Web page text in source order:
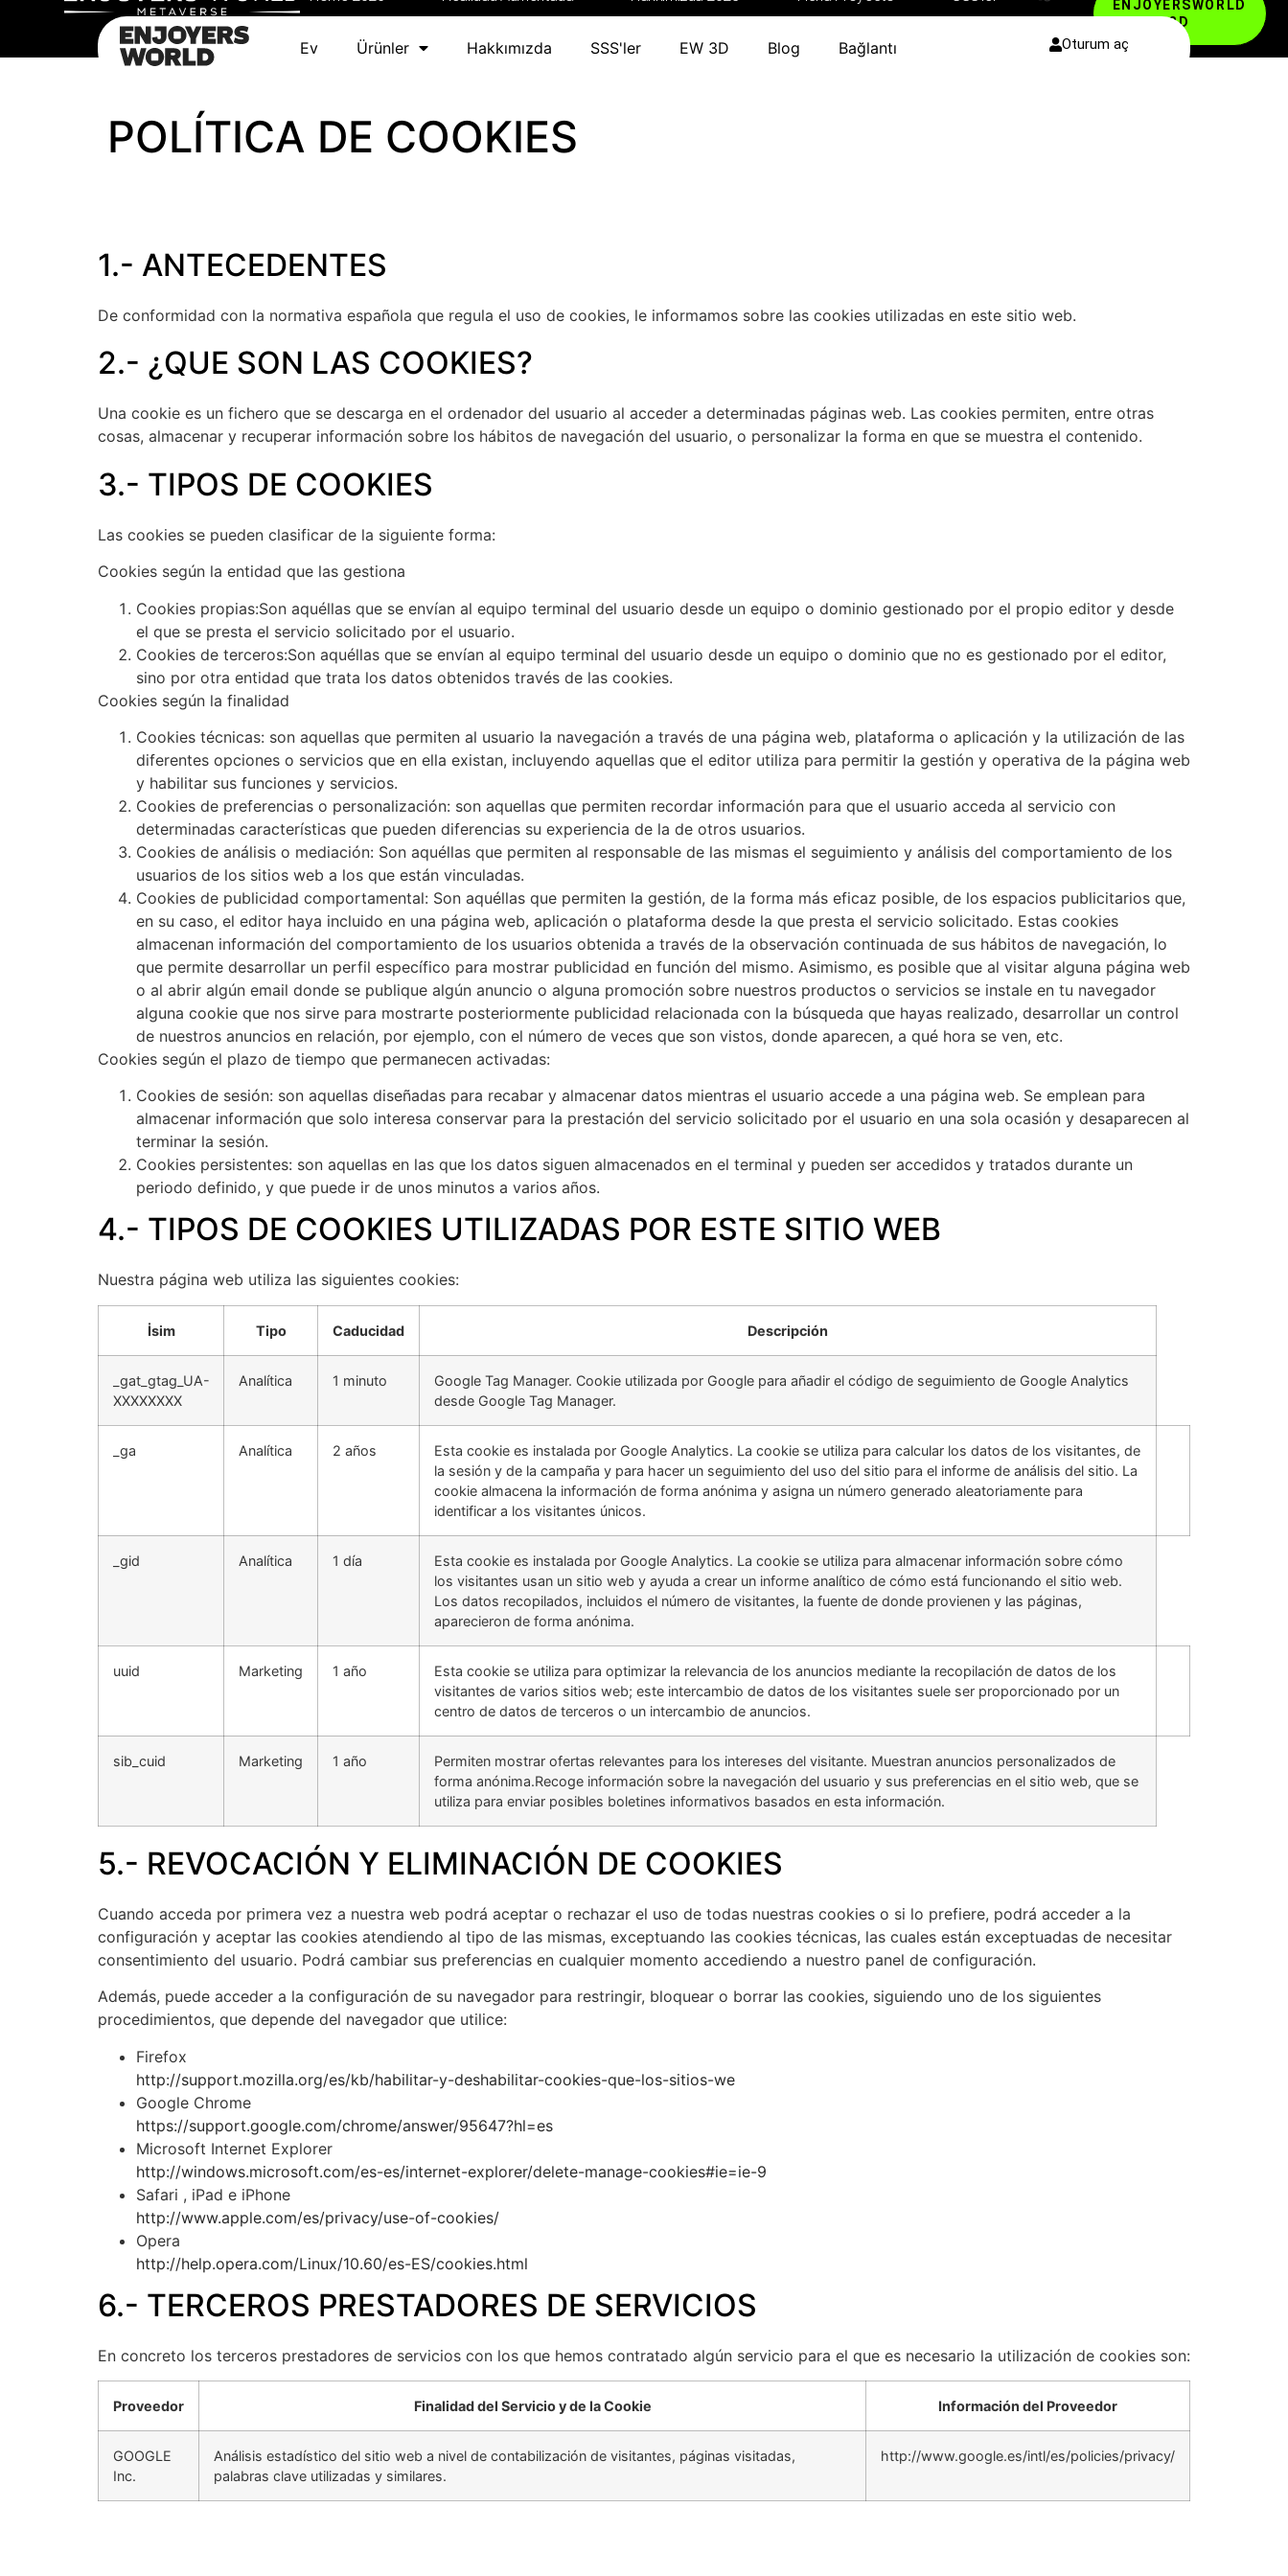
Ev Ürünler Hakkımızda SSS'ler EW 3D Blog Bağlantı Oturum aç
ENJOYERSWORLD
3D
POLÍTICA DE COOKIES
1.- ANTECEDENTES
De conformidad con la normativa española que regula el uso de cookies, le informamos sobre las cookies utilizadas en este sitio web.
2.- ¿QUE SON LAS COOKIES?
Una cookie es un fichero que se descarga en el ordenador del usuario al acceder a determinadas páginas web. Las cookies permiten, entre otras
cosas, almacenar y recuperar información sobre los hábitos de navegación del usuario, o personalizar la forma en que se muestra el contenido.
3.- TIPOS DE COOKIES
Las cookies se pueden clasificar de la siguiente forma:
Cookies según la entidad que las gestiona
Cookies propias:Son aquéllas que se envían al equipo terminal del usuario desde un equipo o dominio gestionado por el propio editor y desde
el que se presta el servicio solicitado por el usuario.
Cookies de terceros:Son aquéllas que se envían al equipo terminal del usuario desde un equipo o dominio que no es gestionado por el editor,
sino por otra entidad que trata los datos obtenidos través de las cookies.
Cookies según la finalidad
Cookies técnicas: son aquellas que permiten al usuario la navegación a través de una página web, plataforma o aplicación y la utilización de las
diferentes opciones o servicios que en ella existan, incluyendo aquellas que el editor utiliza para permitir la gestión y operativa de la página web
y habilitar sus funciones y servicios.
Cookies de preferencias o personalización: son aquellas que permiten recordar información para que el usuario acceda al servicio con
determinadas características que pueden diferencias su experiencia de la de otros usuarios.
Cookies de análisis o mediación: Son aquéllas que permiten al responsable de las mismas el seguimiento y análisis del comportamiento de los
usuarios de los sitios web a los que están vinculadas.
Cookies de publicidad comportamental: Son aquéllas que permiten la gestión, de la forma más eficaz posible, de los espacios publicitarios que,
en su caso, el editor haya incluido en una página web, aplicación o plataforma desde la que presta el servicio solicitado. Estas cookies
almacenan información del comportamiento de los usuarios obtenida a través de la observación continuada de sus hábitos de navegación, lo
que permite desarrollar un perfil específico para mostrar publicidad en función del mismo. Asimismo, es posible que al visitar alguna página web
o al abrir algún email donde se publique algún anuncio o alguna promoción sobre nuestros productos o servicios se instale en tu navegador
alguna cookie que nos sirve para mostrarte posteriormente publicidad relacionada con la búsqueda que hayas realizado, desarrollar un control
de nuestros anuncios en relación, por ejemplo, con el número de veces que son vistos, donde aparecen, a qué hora se ven, etc.
Cookies según el plazo de tiempo que permanecen activadas:
Cookies de sesión: son aquellas diseñadas para recabar y almacenar datos mientras el usuario accede a una página web. Se emplean para
almacenar información que solo interesa conservar para la prestación del servicio solicitado por el usuario en una sola ocasión y desaparecen al
terminar la sesión.
Cookies persistentes: son aquellas en las que los datos siguen almacenados en el terminal y pueden ser accedidos y tratados durante un
periodo definido, y que puede ir de unos minutos a varios años.
4.- TIPOS DE COOKIES UTILIZADAS POR ESTE SITIO WEB
Nuestra página web utiliza las siguientes cookies:
İsim Tipo Caducidad Descripción
_gat_gtag_UA-
XXXXXXXX
Analítica 1 minuto
Google Tag Manager. Cookie utilizada por Google para añadir el código de seguimiento de Google Analytics
desde Google Tag Manager.
_ga Analítica 2 años
Esta cookie es instalada por Google Analytics. La cookie se utiliza para calcular los datos de los visitantes, de
la sesión y de la campaña y para hacer un seguimiento del uso del sitio para el informe de análisis del sitio. La
cookie almacena la información de forma anónima y asigna un número generado aleatoriamente para
identificar a los visitantes únicos.
_gid Analítica 1 día
Esta cookie es instalada por Google Analytics. La cookie se utiliza para almacenar información sobre cómo
los visitantes usan un sitio web y ayuda a crear un informe analítico de cómo está funcionando el sitio web.
Los datos recopilados, incluidos el número de visitantes, la fuente de donde provienen y las páginas,
aparecieron de forma anónima.
uuid Marketing 1 año
Esta cookie se utiliza para optimizar la relevancia de los anuncios mediante la recopilación de datos de los
visitantes de varios sitios web; este intercambio de datos de los visitantes suele ser proporcionado por un
centro de datos de terceros o un intercambio de anuncios.
sib_cuid Marketing 1 año
Permiten mostrar ofertas relevantes para los intereses del visitante. Muestran anuncios personalizados de
forma anónima.Recoge información sobre la navegación del usuario y sus preferencias en el sitio web, que se
utiliza para enviar posibles boletines informativos basados en esta información.
5.- REVOCACIÓN Y ELIMINACIÓN DE COOKIES
Cuando acceda por primera vez a nuestra web podrá aceptar o rechazar el uso de todas nuestras cookies o si lo prefiere, podrá acceder a la
configuración y aceptar las cookies atendiendo al tipo de las mismas, exceptuando las cookies técnicas, las cuales están exceptuadas de necesitar
consentimiento del usuario. Podrá cambiar sus preferencias en cualquier momento accediendo a nuestro panel de configuración.
Además, puede acceder a la configuración de su navegador para restringir, bloquear o borrar las cookies, siguiendo uno de los siguientes
procedimientos, que depende del navegador que utilice:
Firefox
http://support.mozilla.org/es/kb/habilitar-y-deshabilitar-cookies-que-los-sitios-we
Google Chrome
https://support.google.com/chrome/answer/95647?hl=es
Microsoft Internet Explorer
http://windows.microsoft.com/es-es/internet-explorer/delete-manage-cookies#ie=ie-9
Safari , iPad e iPhone
http://www.apple.com/es/privacy/use-of-cookies/
Opera
http://help.opera.com/Linux/10.60/es-ES/cookies.html
6.- TERCEROS PRESTADORES DE SERVICIOS
En concreto los terceros prestadores de servicios con los que hemos contratado algún servicio para el que es necesario la utilización de cookies son:
Proveedor Finalidad del Servicio y de la Cookie Información del Proveedor
GOOGLE
Inc.
Análisis estadístico del sitio web a nivel de contabilización de visitantes, páginas visitadas,
palabras clave utilizadas y similares.
http://www.google.es/intl/es/policies/privacy/